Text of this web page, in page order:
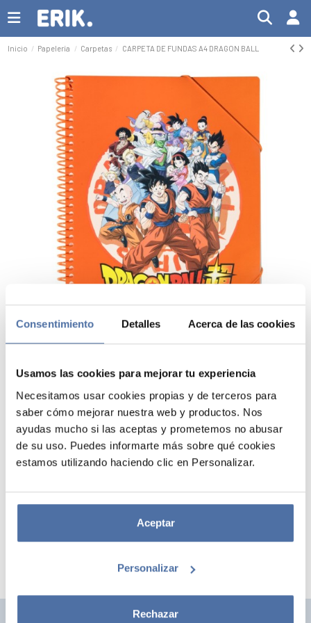
Consentimiento Detalles Acerca de las cookies
Usamos las cookies para mejorar tu experiencia
Necesitamos usar cookies propias y de terceros para
saber cómo mejorar nuestra web y productos. Nos
ayudas mucho si las aceptas y prometemos no abusar
de su uso. Puedes informarte más sobre qué cookies
estamos utilizando haciendo clic en Personalizar.
Aceptar
Personalizar
Rechazar
Inicio Papelería Carpetas CARPETA DE FUNDAS A4 DRAGON BALL
CARPETA DE FUNDAS A4 DRAGON
Carpeta A4 que contiene 30 fundas trasparentes de polipropileno.